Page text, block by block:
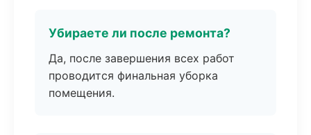
Убираете ли после ремонта?
Да, после завершения всех работ
проводится финальная уборка
помещения.